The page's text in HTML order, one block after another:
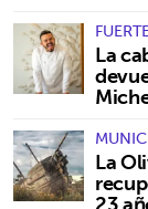
La
La